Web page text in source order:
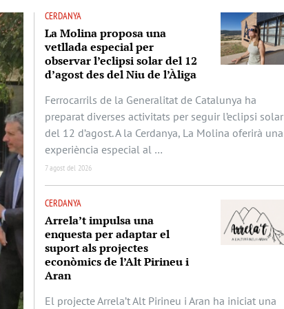
CERDANYA
La Molina proposa una
vetllada especial per
observar l’eclipsi solar del 12
d’agost des del Niu de l’Àliga
Ferrocarrils de la Generalitat de Catalunya ha
preparat diverses activitats per seguir l’eclipsi solar
del 12 d’agost. A la Cerdanya, La Molina oferirà una
experiència especial al …
7 agost del 2026
CERDANYA
Arrela’t impulsa una
enquesta per adaptar el
suport als projectes
econòmics de l’Alt Pirineu i
Aran
El projecte Arrela’t Alt Pirineu i Aran ha iniciat una